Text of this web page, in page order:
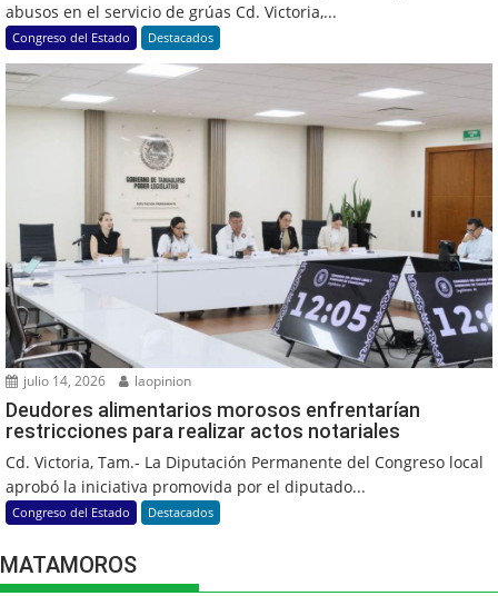
abusos en el servicio de grúas Cd. Victoria,...
Congreso del Estado Destacados
julio 14, 2026 laopinion
Deudores alimentarios morosos enfrentarían
restricciones para realizar actos notariales
Cd. Victoria, Tam.- La Diputación Permanente del Congreso local
aprobó la iniciativa promovida por el diputado...
Congreso del Estado Destacados
MATAMOROS